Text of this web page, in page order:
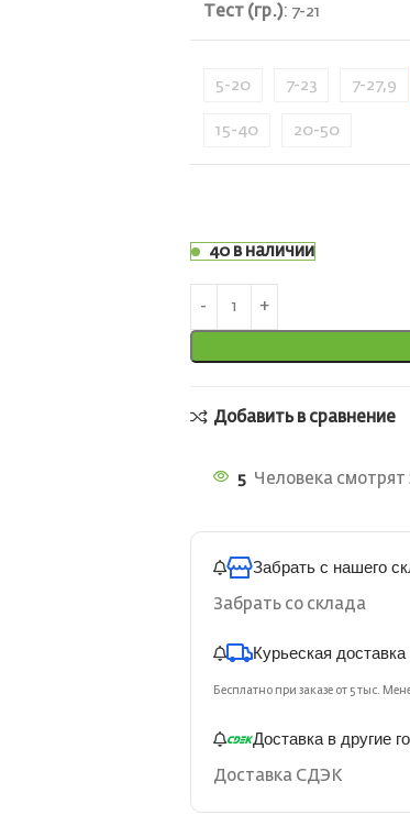
Тест (гр.): 7-21
5-20 7-23 7-27,9
15-40 20-50
40 в наличии
Добавить в сравнение
5 Человека смотрят
Забрать с нашего
Забрать со склада
Курьеская
Бесплатно при заказе от 5 тыс.
Доставка в другие
Доставка СДЭК